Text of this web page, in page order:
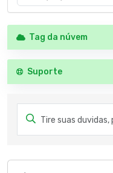
Tag da núvem
Suporte